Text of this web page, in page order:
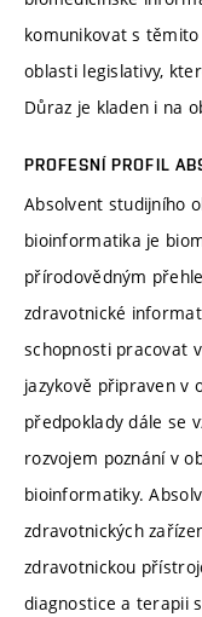
komunikovat s
oblasti legislativy,
Důraz je kladen i na
PROFESNÍ PROFIL
Absolvent studijního
bioinformatika je
přírodovědným
zdravotnické
schopnosti pracovat
jazykově připraven v
předpoklady dále se
rozvojem poznání v
bioinformatiky.
zdravotnických
zdravotnickou
diagnostice a terapii